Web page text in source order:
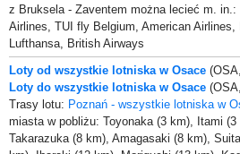
z Bruksela - Zaventem można lecieć m.
Airlines, TUI fly Belgium, American Airlines,
Lufthansa, British Airways
Loty od wszystkie lotniska w Osace
Loty do wszystkie lotniska w Osace
Trasy lotu: Poznań - wszystkie lotniska w
miasta w pobliżu: Toyonaka (3 km), Itami (3
Takarazuka (8 km), Amagasaki (8 km),